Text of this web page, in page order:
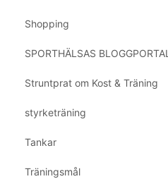
Shopping
SPORTHÄLSAS BLOGGPORTAL
Struntprat om Kost & Träning
styrketräning
Tankar
Träningsmål